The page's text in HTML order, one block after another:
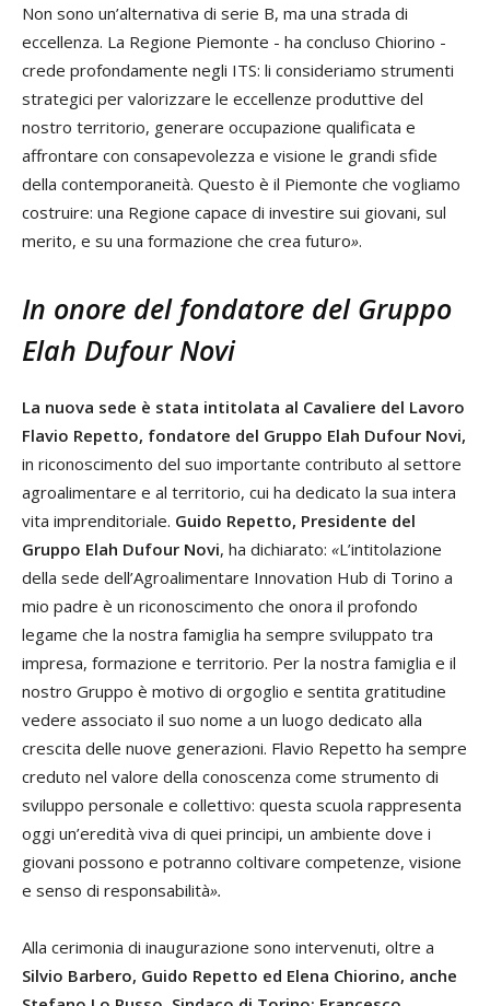
Non sono un’alternativa di serie B, ma una strada di
eccellenza. La Regione Piemonte - ha concluso Chiorino -
crede profondamente negli ITS: li consideriamo strumenti
strategici per valorizzare le eccellenze produttive del
nostro territorio, generare occupazione qualificata e
affrontare con consapevolezza e visione le grandi sfide
della contemporaneità. Questo è il Piemonte che vogliamo
costruire: una Regione capace di investire sui giovani, sul
merito, e su una formazione che crea futuro».
In onore del fondatore del Gruppo
Elah Dufour Novi
La nuova sede è stata intitolata al Cavaliere del Lavoro
Flavio Repetto, fondatore del Gruppo Elah Dufour Novi,
in riconoscimento del suo importante contributo al settore
agroalimentare e al territorio, cui ha dedicato la sua intera
vita imprenditoriale. Guido Repetto, Presidente del
Gruppo Elah Dufour Novi, ha dichiarato: «L’intitolazione
della sede dell’Agroalimentare Innovation Hub di Torino a
mio padre è un riconoscimento che onora il profondo
legame che la nostra famiglia ha sempre sviluppato tra
impresa, formazione e territorio. Per la nostra famiglia e il
nostro Gruppo è motivo di orgoglio e sentita gratitudine
vedere associato il suo nome a un luogo dedicato alla
crescita delle nuove generazioni. Flavio Repetto ha sempre
creduto nel valore della conoscenza come strumento di
sviluppo personale e collettivo: questa scuola rappresenta
oggi un’eredità viva di quei principi, un ambiente dove i
giovani possono e potranno coltivare competenze, visione
e senso di responsabilità».
Alla cerimonia di inaugurazione sono intervenuti, oltre a
Silvio Barbero, Guido Repetto ed Elena Chiorino, anche